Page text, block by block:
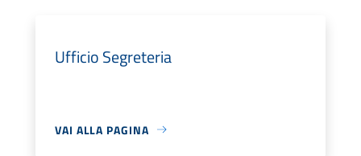
Ufficio Segreteria
VAI ALLA PAGINA